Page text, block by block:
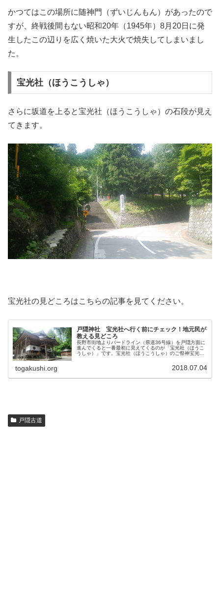
かつてはこの場所に随神門（ずいじんもん）があったので
すが、終戦後間もない昭和20年（1945年）8月20日に発
生したこの辺りを広く焼いた大火で焼失してしまいまし
た。
宝光社（ほうこうしゃ）
さらに坂道を上ると宝光社（ほうこうしゃ）の石段が見え
てきます。
宝光社の見どころはこちらの記事を見てください。
戸隠神社 宝光社へ行く前にチェック！地元民が
教える見どころ
長野市街地よりバードライン（県道36号線）を戸隠方面に
進んでくると一番最初に見えてくるのが「宝光社（ほうこ
うしゃ）」です。宝光社（ほうこうしゃ）のご祭神宝光社
togakushi.org 2018.07.04
戸隠古道